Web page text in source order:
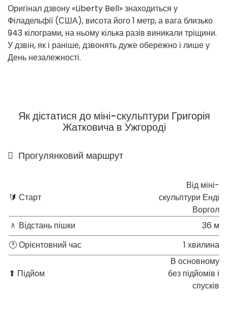
Оригінал дзвону «Liberty Bell» знаходиться у
Філадельфії (США), висота його 1 метр, а вага близько
943 кілограми, на ньому кілька разів виникали тріщини.
У дзвін, як і раніше, дзвонять дуже обережно і лише у
День незалежності.
Як дістатися до міні-скульптури Григорія
Жатковича в Ужгороді
Прогулянковий маршрут
🔰 Старт
Від міні-
скульптури Енді
Воргол
🚶 Відстань пішки
36 м
🕐 Орієнтовний час
1 хвилина
⬆ Підйом
В основному
без підйомів і
спусків